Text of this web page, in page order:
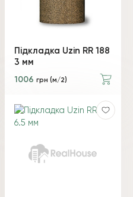
Підкладка Uzin RR 188
3 мм
1006 грн (м/2)